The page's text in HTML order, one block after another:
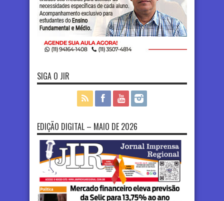
SIGA O JIR
EDIÇÃO DIGITAL – MAIO DE 2026